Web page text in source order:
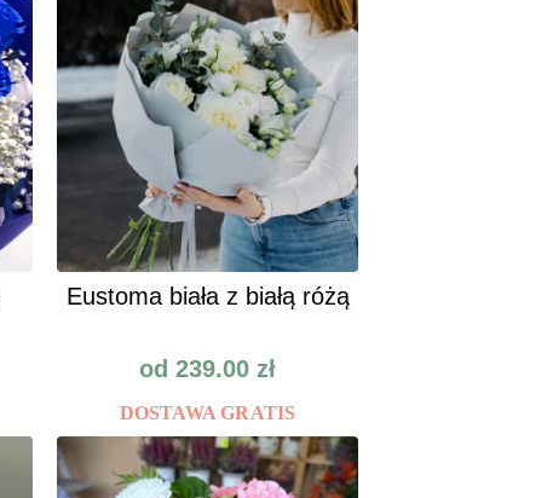
Eustoma biała z białą różą
od 239.00 zł
DOSTAWA GRATIS